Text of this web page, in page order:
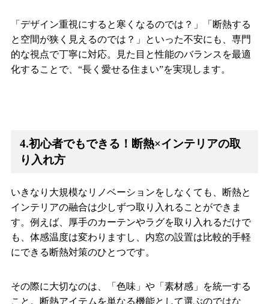
「デザイン重視にすると寒くなるのでは？」「断熱する
と空間が狭く見えるのでは？」といった不安にも、専門
的な視点で丁寧に対応。見た目と性能のバランスを最適
化することで、“長く愛せる住まい”を実現します。
4.初心者でもできる！断熱×インテリアの取
り入れ方
いきなり大規模なリノベーションをしなくても、断熱と
インテリアの融合は少しずつ取り入れることができま
す。例えば、厚手のカーテンやラグを取り入れるだけで
も、体感温度は変わりますし、内窓の設置は比較的手軽
にできる断熱対策のひとつです。
その際に大切なのは、「色味」や「素材感」を統一する
こと。断熱アイテムを単なる機能として選ぶのではな